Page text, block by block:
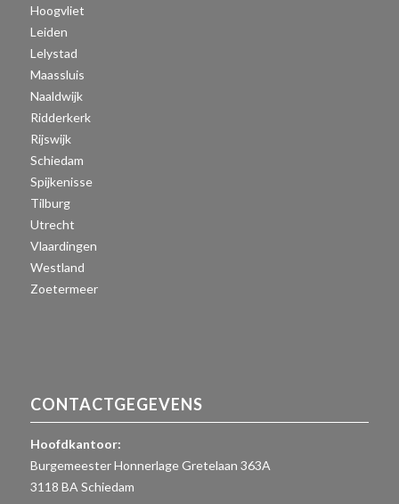
Hoogvliet
Leiden
Lelystad
Maassluis
Naaldwijk
Ridderkerk
Rijswijk
Schiedam
Spijkenisse
Tilburg
Utrecht
Vlaardingen
Westland
Zoetermeer
CONTACTGEGEVENS
Hoofdkantoor:
Burgemeester Honnerlage Gretelaan 363A
3118 BA Schiedam